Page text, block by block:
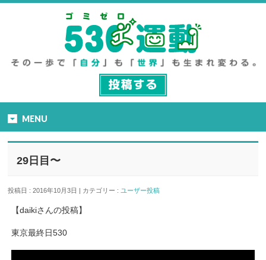
MENU
29日目〜
投稿日 : 2016年10月3日 | カテゴリー :ユーザー投稿
【daikiさんの投稿】
東京最終日530